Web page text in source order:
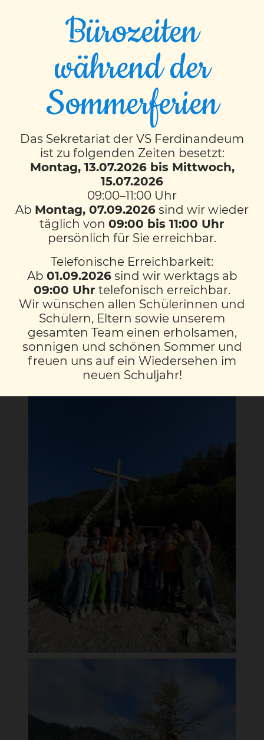
Naturwelten Mixnitz
Am 20. September fuhren alle 3. Klassen
gemeinsam mit dem Zug nach Mixnitz.
Ausgebildete Wald- und
Jagdpädagog*innen begleiteten uns durch
die Naturwelten, wo wir viel Spannendes
über den Wald und dessen Bewohner
erfahren durften.
Die Kinder erklommen den Mount Mixnitz
und erkundeten den Lebensraum von
Steinbock, Murmeltier, Dachs und Co. Auch
einige Vögel konnten beobachtet werden.
Zum Abschluss durften die Kinder sogar auf
den Hochsitz klettern und von dort aus
durch das Fernglas die Umgebung
betrachten.
Bürozeiten
während der
Sommerferien
Das Sekretariat der VS Ferdinandeum
ist zu folgenden Zeiten besetzt:
Montag, 13.07.2026 bis Mittwoch,
15.07.2026
09:00–11:00 Uhr
Ab Montag, 07.09.2026 sind wir wieder
täglich von 09:00 bis 11:00 Uhr
persönlich für Sie erreichbar.
Telefonische Erreichbarkeit:
Ab 01.09.2026sind wir werktags ab
09:00 Uhr telefonisch erreichbar.
Wir wünschen allen Schülerinnen und
Schülern, Eltern sowie unserem
gesamten Team einen erholsamen,
sonnigen und schönen Sommer und
freuen uns auf ein Wiedersehen im
neuen Schuljahr!